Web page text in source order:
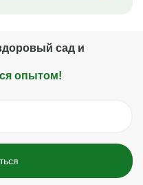
сад и
опытом!